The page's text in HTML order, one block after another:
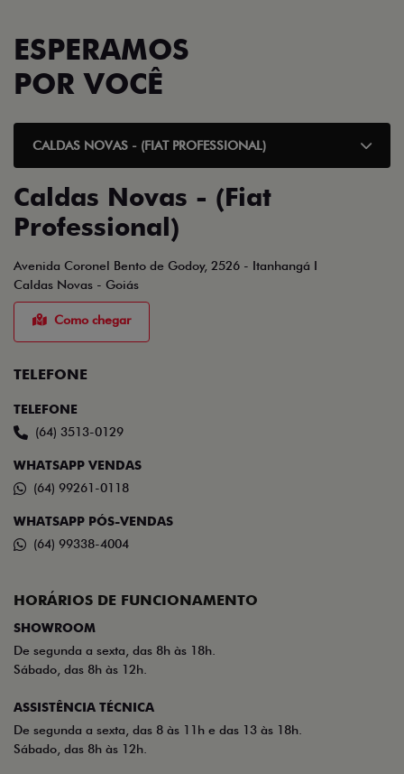
ESPERAMOS
POR VOCÊ
CALDAS NOVAS - (FIAT PROFESSIONAL)
Caldas Novas - (Fiat
Professional)
Avenida Coronel Bento de Godoy, 2526 - Itanhangá I
Caldas Novas - Goiás
Como chegar
TELEFONE
TELEFONE
(64) 3513-0129
WHATSAPP VENDAS
(64) 99261-0118
WHATSAPP PÓS-VENDAS
(64) 99338-4004
HORÁRIOS DE FUNCIONAMENTO
SHOWROOM
De segunda a sexta, das 8h às 18h.
Sábado, das 8h às 12h.
ASSISTÊNCIA TÉCNICA
De segunda a sexta, das 8 às 11h e das 13 às 18h.
Sábado, das 8h às 12h.